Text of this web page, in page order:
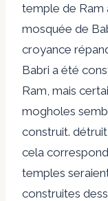
temple de Ram
mosquée de
croyance
Babri a été
Ram, mais
mogholes
construit.
cela
temples
construites